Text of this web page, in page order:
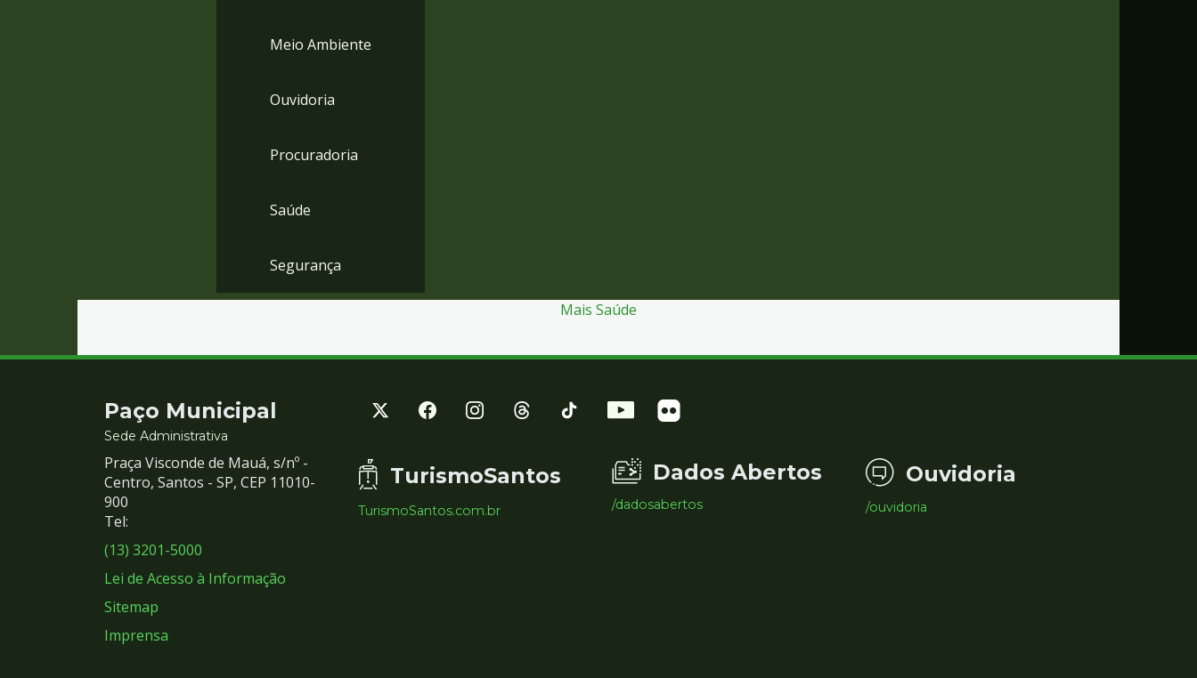
Meio Ambiente
Ouvidoria
Procuradoria
Saúde
Segurança
Mais Saúde
Contato
e
Redes
Sociais
Paço Municipal
Sede Administrativa
Praça Visconde de Mauá, s/nº -
Centro, Santos - SP, CEP 11010-
900
Tel:
(13) 3201-5000
Lei de Acesso à Informação
Sitemap
Imprensa
TurismoSantos
TurismoSantos.com.br
Dados Abertos
/dadosabertos
Ouvidoria
/ouvidoria